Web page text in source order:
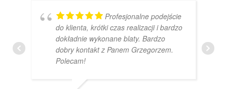
Profesjonalne podejście
do klienta, krótki czas realizacji i bardzo
dokładnie wykonane blaty. Bardzo
dobry kontakt z Panem Grzegorzem.
Polecam!